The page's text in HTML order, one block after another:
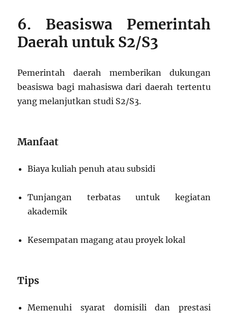
6. Beasiswa Pemerintah
Daerah untuk S2/S3
Pemerintah daerah memberikan dukungan
beasiswa bagi mahasiswa dari daerah tertentu
yang melanjutkan studi S2/S3.
Manfaat
Biaya kuliah penuh atau subsidi
Tunjangan terbatas untuk kegiatan
akademik
Kesempatan magang atau proyek lokal
Tips
Memenuhi syarat domisili dan prestasi